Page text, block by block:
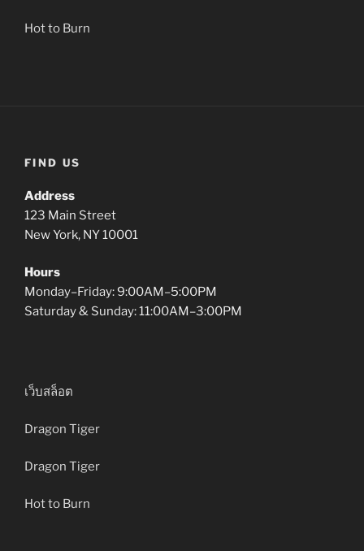
Hot to Burn
FIND US
Address
123 Main Street
New York, NY 10001
Hours
Monday–Friday: 9:00AM–5:00PM
Saturday & Sunday: 11:00AM–3:00PM
เว็บสล็อต
Dragon Tiger
Dragon Tiger
Hot to Burn